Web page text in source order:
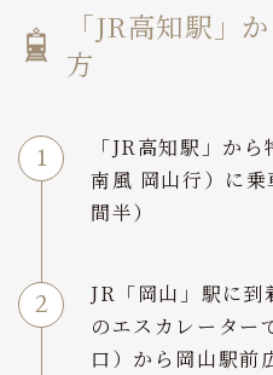
「JR高知駅」
方
「JR高知駅」か
南風 岡山行）に
間半）
JR「岡山」駅に
のエスカレーター
口）から岡山駅前